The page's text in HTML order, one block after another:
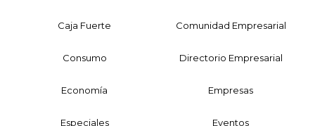
Caja Fuerte Comunidad Empresarial
Consumo Directorio Empresarial
Economía Empresas
Especiales Eventos